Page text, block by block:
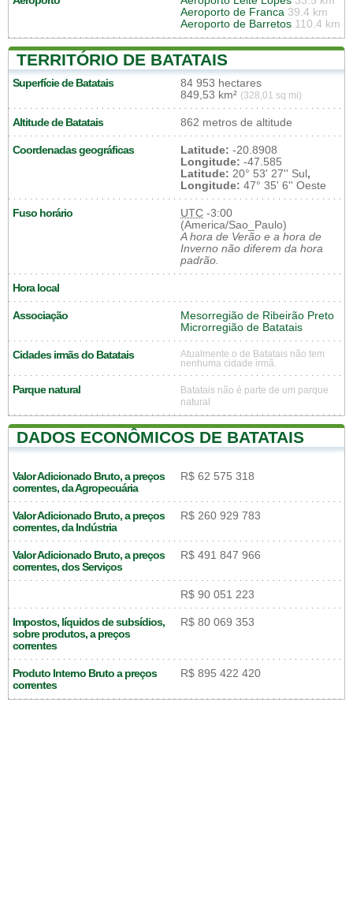
Aeroporto de Franca 39.4 km
Aeroporto de Barretos 110.4 km
TERRITÓRIO DE BATATAIS
Superfície de Batatais
84 953 hectares
849,53 km² (328,01 sq mi)
Altitude de Batatais 862 metros de altitude
Coordenadas geográficas Latitude: -20.8908
Longitude: -47.585
Latitude: 20° 53' 27'' Sul,
Longitude: 47° 35' 6'' Oeste
Fuso horário UTC -3:00
(America/Sao_Paulo)
A hora de Verão e a hora de
Inverno não diferem da hora
padrão.
Hora local
Associação
Mesorregião de Ribeirão Preto
Microrregião de Batatais
Cidades irmãs do Batatais
Atualmente o de Batatais não tem
nenhuma cidade irmã.
Parque natural
Batatais não é parte de um parque
natural
DADOS ECONÔMICOS DE BATATAIS
Valor Adicionado Bruto, a preços
correntes, da Agropecuária
R$ 62 575 318
Valor Adicionado Bruto, a preços
correntes, da Indústria
R$ 260 929 783
Valor Adicionado Bruto, a preços
correntes, dos Serviços
R$ 491 847 966
R$ 90 051 223
Impostos, líquidos de subsídios,
sobre produtos, a preços
correntes
R$ 80 069 353
Produto Interno Bruto a preços
correntes
R$ 895 422 420